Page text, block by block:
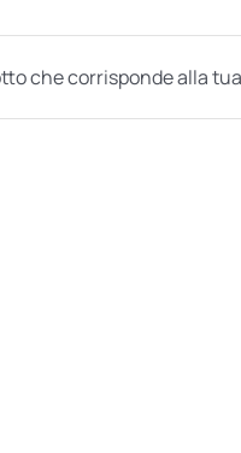
che corrisponde alla